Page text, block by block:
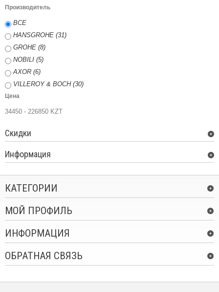
Производитель
ВСЕ
HANSGROHE (31)
GROHE (8)
NOBILI (5)
AXOR (6)
VILLEROY & BOCH (30)
Цена
34450 - 226850 KZT
Скидки
Информация
КАТЕГОРИИ
МОЙ ПРОФИЛЬ
ИНФОРМАЦИЯ
ОБРАТНАЯ СВЯЗЬ